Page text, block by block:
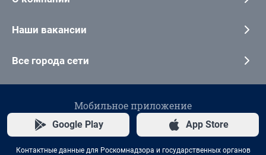
Наши вакансии
Все города сети
Мобильное приложение
Google Play App Store
Контактные данные для Роскомнадзора и государственных органов